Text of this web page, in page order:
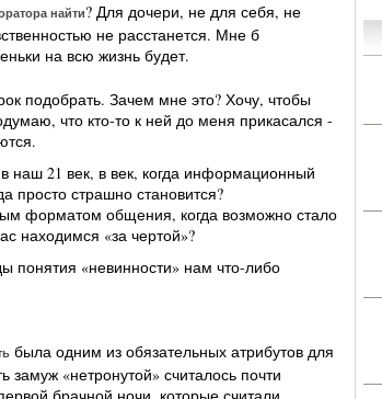
найти? Для дочери, не для себя, не
не расстанется. Мне б
на всю жизнь будет.
подобрать. Зачем мне это? Хочу, чтобы
что кто-то к ней до меня прикасался -
наш 21 век, в век, когда информационный
просто страшно становится?
форматом общения, когда возможно стало
находимся «за чертой»?
понятия «невинности» нам что-либо
была одним из обязательных атрибутов для
замуж «нетронутой» считалось почти